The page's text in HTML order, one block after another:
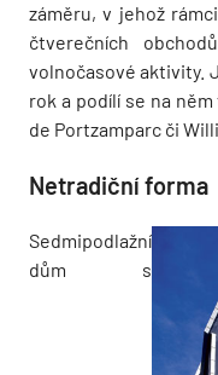
záměru, v jehož
čtverečních
volnočasové aktivity.
rok a podílí se na
de Portzamparc či
Netradiční forma
Sedmipodlažní
dům s